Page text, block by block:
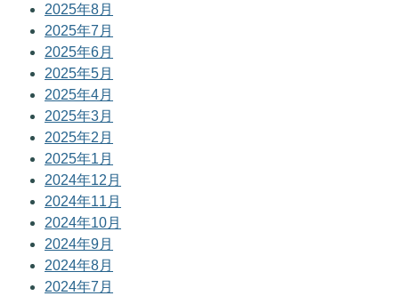
2025年8月
2025年7月
2025年6月
2025年5月
2025年4月
2025年3月
2025年2月
2025年1月
2024年12月
2024年11月
2024年10月
2024年9月
2024年8月
2024年7月